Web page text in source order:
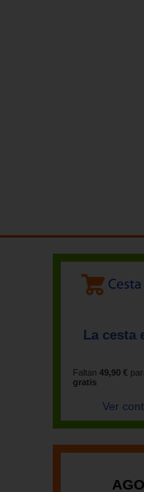
La cesta
Faltan 49,90 €
gratis
Ver